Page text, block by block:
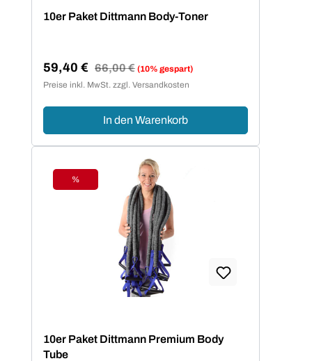
10er Paket Dittmann Body-Toner
Verkaufspreis:
59,40 € Regulärer Preis:
66,00 € (10% gespart)
Preise inkl. MwSt. zzgl. Versandkosten
In den Warenkorb
Rabatt
%
10er Paket Dittmann Premium Body
Tube